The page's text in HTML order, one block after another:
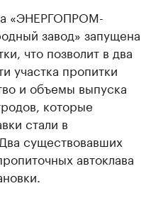
«ЭНЕРГОПРОМ-
завод» запущена
что позволит в два
участка пропитки
и объемы выпуска
которые
стали в
существовавших
автоклава